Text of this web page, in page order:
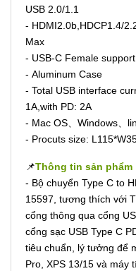
USB 2.0/1.1
- HDMI2.0b,HDCP1.4/
Max
- USB-C Female
- Aluminum Case
- Total USB interface
1A,with PD: 2A
- Mac OS、Windows、
- Procuts size:
📌Thông tin sản phẩm
- Bộ chuyển Type C to
15597, tương thích với
cổng thông qua cổng
cổng sạc USB Type C
tiêu chuẩn, lý tưởng để
Pro, XPS 13/15 và máy